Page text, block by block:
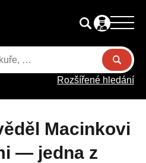
Rozšířené hledání
— jedna z